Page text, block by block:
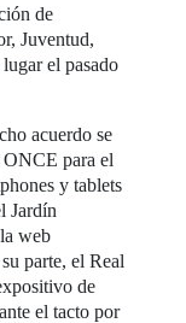
de
Juventud,
el pasado
acuerdo se
ONCE para el
y tablets
Jardín
web
parte, el Real
de
el tacto por